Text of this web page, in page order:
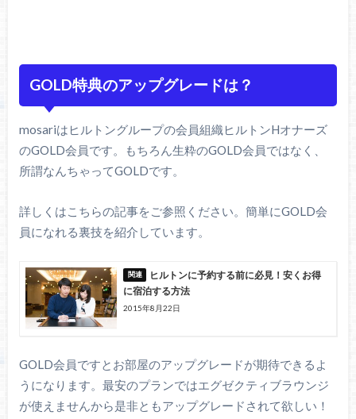
GOLD特典のアップグレードは？
mosariはヒルトングループの会員組織ヒルトンHオナーズ
のGOLD会員です。もちろん生粋のGOLD会員ではなく、
所謂なんちゃってGOLDです。
詳しくはこちらの記事をご参照ください。簡単にGOLD会
員になれる裏技を紹介しています。
ヒルトンに予約する前に必見！安くお得
に宿泊する方法
2015年8月22日
GOLD会員ですとお部屋のアップグレードが期待できるよ
うになります。最安のプランではエグゼクティブラウンジ
が使えませんから是非ともアップグレードされて欲しい！